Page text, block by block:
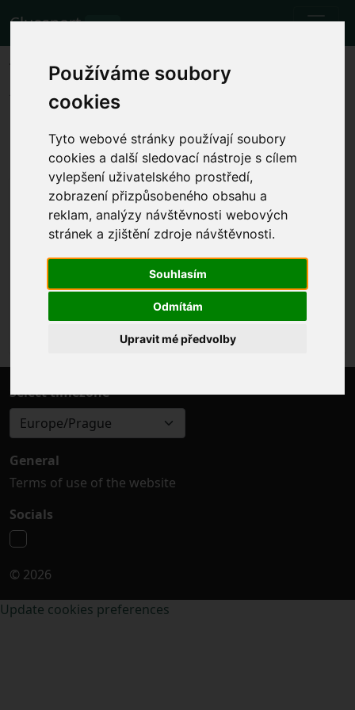
Používáme soubory
cookies
Tyto webové stránky používají soubory
cookies a další sledovací nástroje s cílem
vylepšení uživatelského prostředí,
zobrazení přizpůsobeného obsahu a
reklam, analýzy návštěvnosti webových
stránek a zjištění zdroje návštěvnosti.
Souhlasím
Odmítám
Upravit mé předvolby
Cluesport BETA
The best airfare and tickets for
the Lecce vs Frosinone football
Fixtures 16.12.2023 Lecce - Frosinone
Show local match time
Sat 16.12.2023 15:00
Stadio Comunale Via del Mare, Lecce
(Italy)
Serie A
The event has already happened. However, you can
try another event.
Select timezone
Europe/Prague
General
Terms of use of the website
Socials
© 2026
Update cookies preferences